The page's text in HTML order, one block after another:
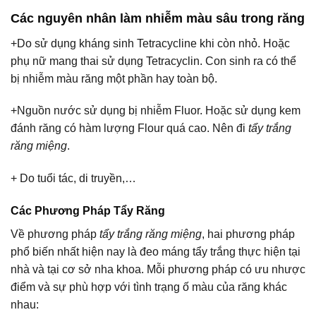
Các nguyên nhân làm nhiễm màu sâu trong răng
+Do sử dụng kháng sinh Tetracycline khi còn nhỏ. Hoặc
phụ nữ mang thai sử dụng Tetracyclin. Con sinh ra có thể
bị nhiễm màu răng một phần hay toàn bộ.
+Nguồn nước sử dụng bị nhiễm Fluor. Hoặc sử dụng kem
đánh răng có hàm lượng Flour quá cao. Nên đi tẩy trắng
răng miệng.
+ Do tuổi tác, di truyền,…
Các Phương Pháp Tẩy Răng
Về phương pháp tẩy trắng răng miệng, hai phương pháp
phổ biến nhất hiện nay là đeo máng tẩy trắng thực hiện tại
nhà và tại cơ sở nha khoa. Mỗi phương pháp có ưu nhược
điểm và sự phù hợp với tình trạng ố màu của răng khác
nhau: